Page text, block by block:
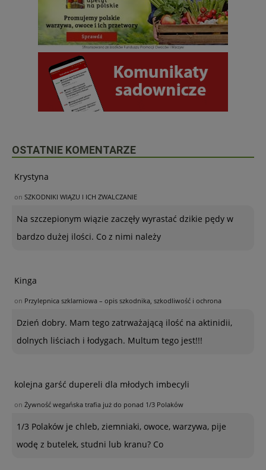
OSTATNIE KOMENTARZE
Krystyna
on SZKODNIKI WIĄZU I ICH ZWALCZANIE
Na szczepionym wiązie zaczęły wyrastać dzikie pędy w
bardzo dużej ilości. Co z nimi należy
Kinga
on Przylepnica szklarniowa – opis szkodnika, szkodliwość i ochrona
Dzień dobry. Mam tego zatrważającą ilość na aktinidii,
dolnych liściach i łodygach. Multum tego jest!!!
kolejna garść dupereli dla młodych imbecyli
on Żywność wegańska trafia już do ponad 1/3 Polaków
1/3 Polaków je chleb, ziemniaki, owoce, warzywa, pije
wodę z butelek, studni lub kranu? Co